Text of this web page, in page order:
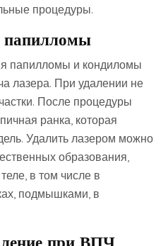
процедуры.
папилломы
папилломы и кондиломы
лазера. При удалении не
После процедуры
ранка, которая
Удалить лазером можно
образования,
в том числе в
подмышками, в